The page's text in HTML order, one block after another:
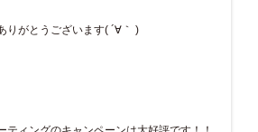
りがとうございます( ´∀｀ )